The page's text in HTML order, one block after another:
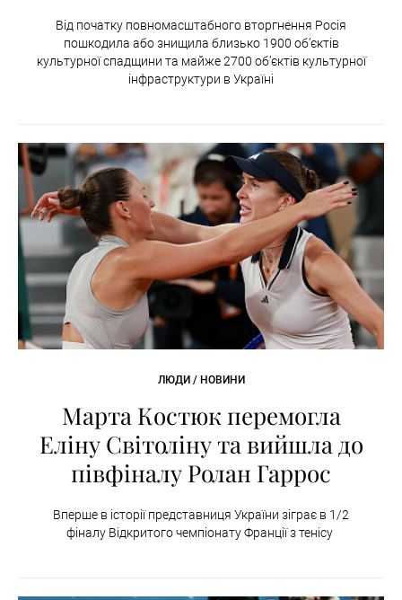
Від початку повномасштабного вторгнення Росія
пошкодила або знищила близько 1900 об’єктів
культурної спадщини та майже 2700 об’єктів культурної
інфраструктури в Україні
ЛЮДИ / НОВИНИ
Марта Костюк перемогла
Еліну Світоліну та вийшла до
півфіналу Ролан Гаррос
Вперше в історії представниця України зіграє в 1/2
фіналу Відкритого чемпіонату Франції з тенісу